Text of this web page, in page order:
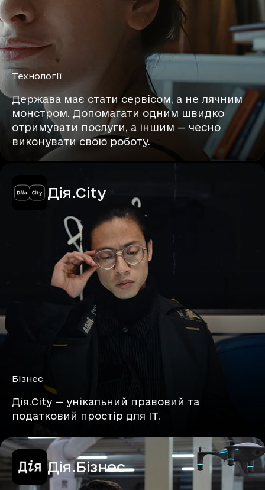
Технології
Держава має стати сервісом, а не лячним
монстром. Допомагати одним швидко
отримувати послуги, а іншим — чесно
виконувати свою роботу.
Дія.City
Бізнес
Дія.City — унікальний правовий та
податковий простір для ІТ.
Дія.Бізнес